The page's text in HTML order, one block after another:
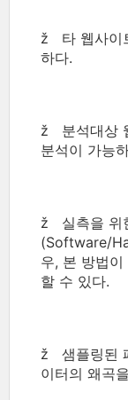
ž 타 웹사이
하다.
ž 분석대상
분석이 가능
ž 실측을 위
(Software/
우, 본 방법
할 수 있다.
ž 샘플링된
이터의 왜곡